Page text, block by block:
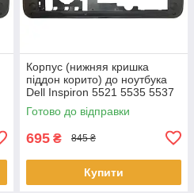
Корпус (нижняя кришка
піддон корито) до ноутбука
Dell Inspiron 5521 5535 5537
(0YXMG9, AP0ZG000200)
Готово до відправки
695 ₴ 845 ₴
Купити